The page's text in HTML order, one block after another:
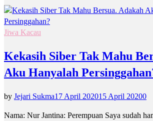
Jiwa Kacau
Kekasih Siber Tak Mahu
Aku Hanyalah
by Jejari Sukma17 April 202015 April 20200
Nama: Nur Jantina: Perempuan Saya sudah